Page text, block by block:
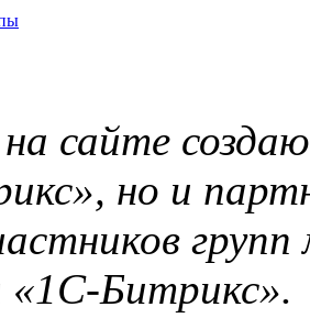
сайте
но и
«1С-Битрикс».